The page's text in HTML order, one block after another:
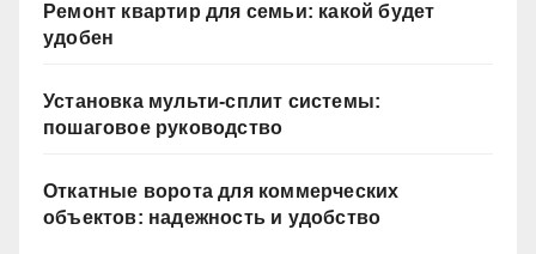
Ремонт квартир для семьи: какой будет
удобен
Установка мульти-сплит системы:
пошаговое руководство
Откатные ворота для коммерческих
объектов: надежность и удобство